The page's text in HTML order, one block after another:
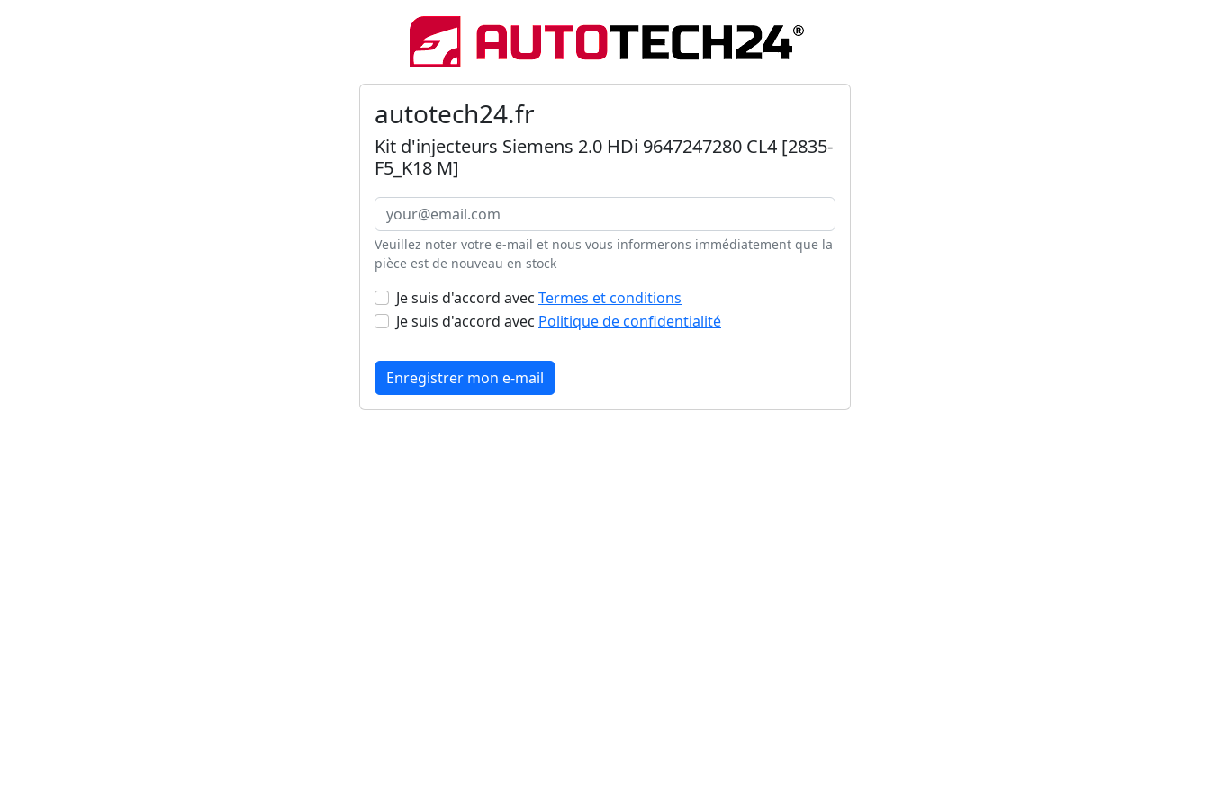
autotech24.fr
Kit d'injecteurs Siemens 2.0 HDi 9647247280 CL4 [2835-
F5_K18 M]
Veuillez noter votre e-mail et nous vous informerons immédiatement que la
pièce est de nouveau en stock
Je suis d'accord avec Termes et conditions
Je suis d'accord avec Politique de confidentialité
Enregistrer mon e-mail